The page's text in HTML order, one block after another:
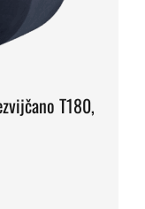
T180,